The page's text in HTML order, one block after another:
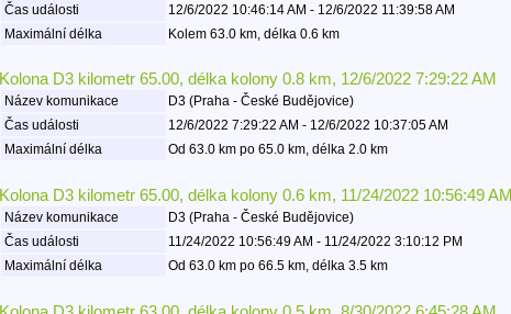
Čas události
12/6/2022 10:46:14 AM - 12/6/2022 11:39:58 AM
Maximální délka
Kolem 63.0 km, délka 0.6 km
Kolona D3 kilometr 65.00, délka kolony 0.8 km, 12/6/2022 7:29:22 AM
Název komunikace D3 (Praha - České Budějovice)
Čas události
12/6/2022 7:29:22 AM - 12/6/2022 10:37:05 AM
Maximální délka
Od 63.0 km po 65.0 km, délka 2.0 km
Kolona D3 kilometr 65.00, délka kolony 0.6 km, 11/24/2022 10:56:49 AM
Název komunikace D3 (Praha - České Budějovice)
Čas události
11/24/2022 10:56:49 AM - 11/24/2022 3:10:12 PM
Maximální délka
Od 63.0 km po 66.5 km, délka 3.5 km